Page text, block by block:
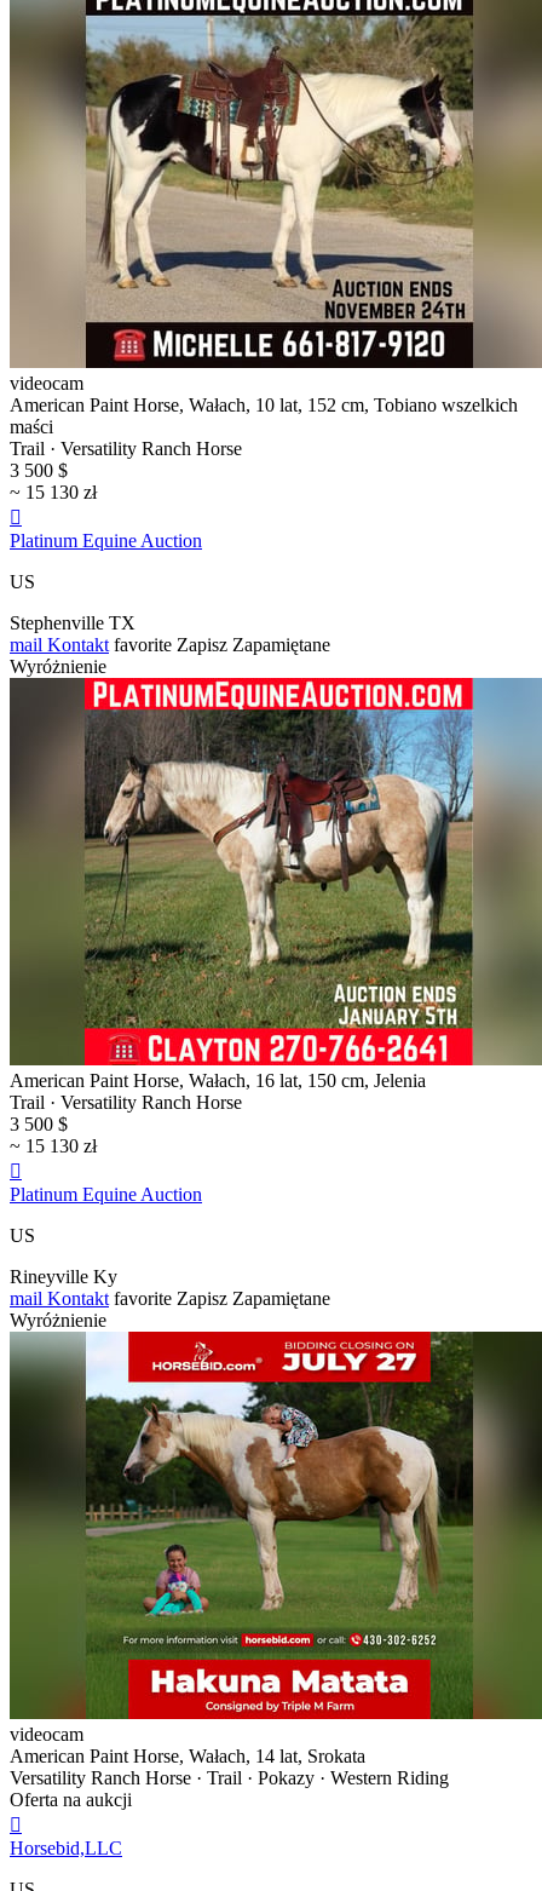
videocam
American Paint Horse, Wałach, 10 lat, 152 cm, Tobiano wszelkich
maści
Trail · Versatility Ranch Horse
3 500 $
~ 15 130 zł

Platinum Equine Auction
US
Stephenville TX
mail Kontakt favorite Zapisz Zapamiętane
Wyróżnienie
American Paint Horse, Wałach, 16 lat, 150 cm, Jelenia
Trail · Versatility Ranch Horse
3 500 $
~ 15 130 zł

Platinum Equine Auction
US
Rineyville Ky
mail Kontakt favorite Zapisz Zapamiętane
Wyróżnienie
videocam
American Paint Horse, Wałach, 14 lat, Srokata
Versatility Ranch Horse · Trail · Pokazy · Western Riding
Oferta na aukcji

Horsebid,LLC